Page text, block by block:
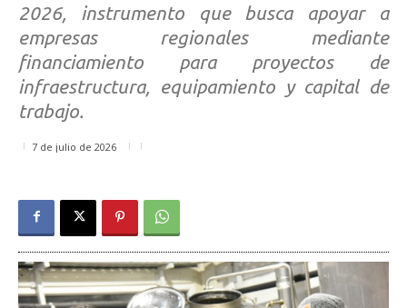
2026, instrumento que busca apoyar a
empresas regionales mediante
financiamiento para proyectos de
infraestructura, equipamiento y capital de
trabajo.
7 de julio de 2026